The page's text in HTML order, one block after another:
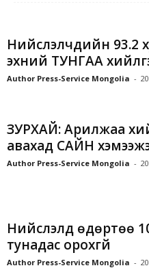
Нийслэлчүүдийн
эхний ТУНГАА
Author Press-Service Mongolia -
ЗУРХАЙ: Арилжаа
авахад САЙН
Author Press-Service Mongolia -
Нийслэлд өдөртөө
тунадас орохгүй
Author Press-Service Mongolia -